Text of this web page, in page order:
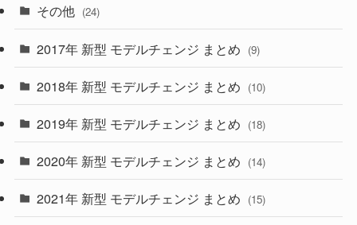
(4)
(30)
(27)
(33)
(10)
(35)
(10)
その他 (24)
2017年 新型 モデルチェンジ まとめ (9)
2018年 新型 モデルチェンジ まとめ (10)
2019年 新型 モデルチェンジ まとめ (18)
2020年 新型 モデルチェンジ まとめ (14)
2021年 新型 モデルチェンジ まとめ (15)